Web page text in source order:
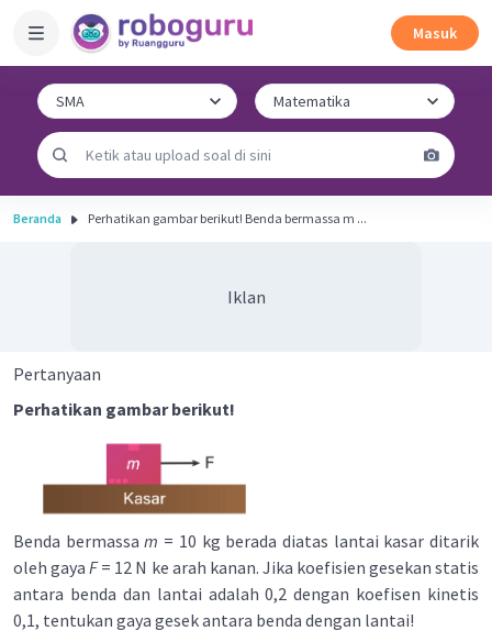
Masuk
Beranda Perhatikan gambar berikut! Benda bermassa m ...
Iklan
Pertanyaan
Perhatikan gambar berikut!
Benda bermassam = 10 kg berada diatas lantai kasar ditarik
oleh gayaF= 12 N ke arah kanan. Jika koefisien gesekan statis
antara benda dan lantai adalah 0,2 dengan koefisen kinetis
0,1, tentukan gaya gesek antara benda dengan lantai!